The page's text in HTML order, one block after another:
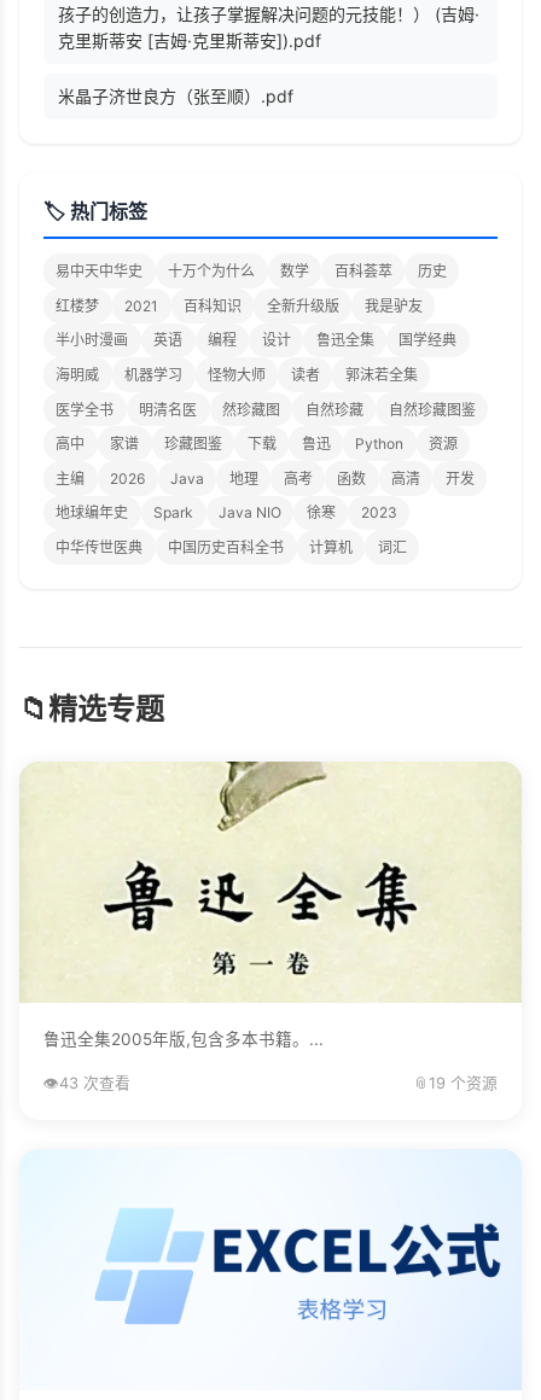
孩子的创造力，让孩子掌握解决问题的元技能！） (吉姆·
克里斯蒂安 [吉姆·克里斯蒂安]).pdf
米晶子济世良方（张至顺）.pdf
🏷️ 热门标签
易中天中华史 十万个为什么 数学 百科荟萃
历史
红楼梦
2021 百科知识 全新升级版
我是驴友
半小时漫画
英语 编程 设计 鲁迅全集
国学经典
海明威
机器学习 怪物大师 读者
郭沫若全集
医学全书
明清名医 然珍藏图 自然珍藏
自然珍藏图鉴
高中
家谱 珍藏图鉴 下载 鲁迅 Python
资源
主编
2026 Java 地理 高考 函数 高清
开发
地球编年史
Spark Java NIO 徐寒
2023
中华传世医典
中国历史百科全书 计算机 词汇
📁精选专题
鲁迅全集2005年版,包含多本书籍。...
👁️43 次查看 📎 19 个资源